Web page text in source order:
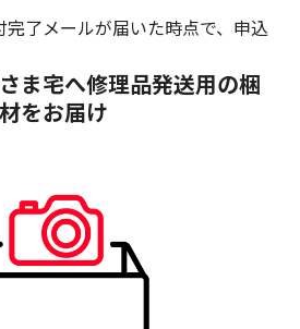
了メールが届いた時点で、申込
ま宅へ修理品発送用の梱
をお届け